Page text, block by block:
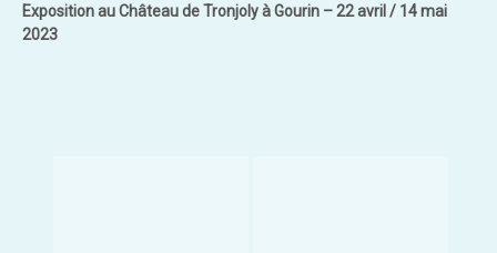
Exposition au Château de Tronjoly à Gourin – 22 avril / 14 mai
2023